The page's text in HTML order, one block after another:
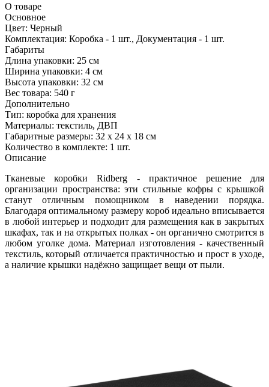
О товаре
Основное
Цвет: Черный
Комплектация: Коробка - 1 шт., Документация - 1 шт.
Габариты
Длина упаковки: 25 см
Ширина упаковки: 4 см
Высота упаковки: 32 см
Вес товара: 540 г
Дополнительно
Тип: коробка для хранения
Материалы: текстиль, ДВП
Габаритные размеры: 32 х 24 х 18 см
Количество в комплекте: 1 шт.
Описание
Тканевые коробки Ridberg - практичное решение для
организации пространства: эти стильные кофры с крышкой
станут отличным помощником в наведении порядка.
Благодаря оптимальному размеру короб идеально вписывается
в любой интерьер и подходит для размещения как в закрытых
шкафах, так и на открытых полках - он органично смотрится в
любом уголке дома. Материал изготовления - качественный
текстиль, который отличается практичностью и прост в уходе,
а наличие крышки надёжно защищает вещи от пыли.